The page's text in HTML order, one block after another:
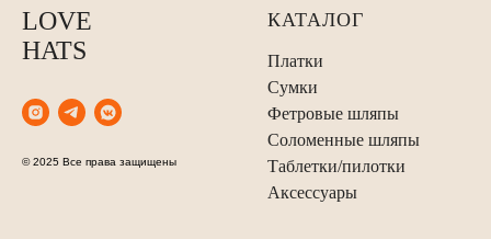
LOVE
HATS
© 2025 Все права защищены
КАТАЛОГ
Платки
Сумки
Фетровые шляпы
Соломенные шляпы
Таблетки/пилотки
Аксессуары